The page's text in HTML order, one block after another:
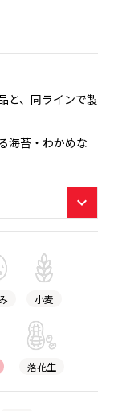
と、同ラインで製
海苔・わかめな
小麦
落花生